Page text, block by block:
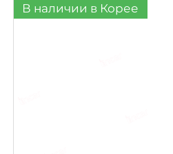
В наличии в Корее